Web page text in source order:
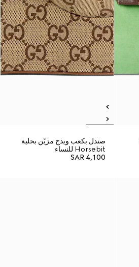
صندل بكعب ويدج مزيّن بحلية
Horsebit للنساء
SAR 4,100